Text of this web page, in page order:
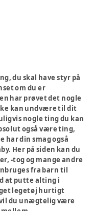
du skal have styr på
om du er
har prøvet det nogle
kan undvære til dit
nogle ting du kan
også være ting,
har din smag også
Her på siden kan du
-tog og mange andre
fra barn til
at putte alting i
legetøj hurtigt
du unægtelig være